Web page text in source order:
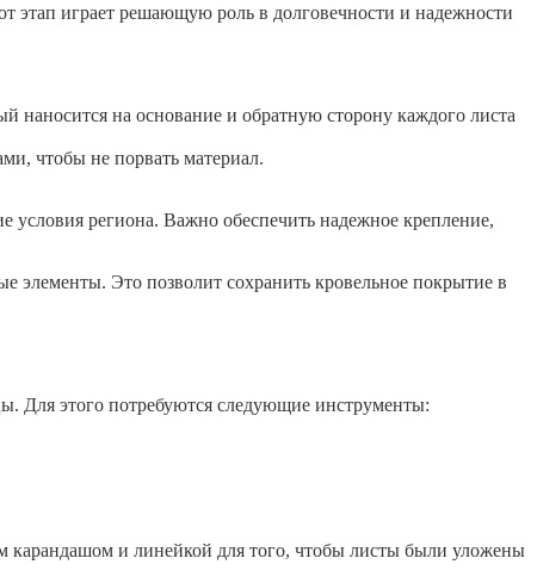
этап играет решающую роль в долговечности и надежности
наносится на основание и обратную сторону каждого листа
чтобы не порвать материал.
региона. Важно обеспечить надежное крепление,
элементы. Это позволит сохранить кровельное покрытие в
Для этого потребуются следующие инструменты:
карандашом и линейкой для того, чтобы листы были уложены